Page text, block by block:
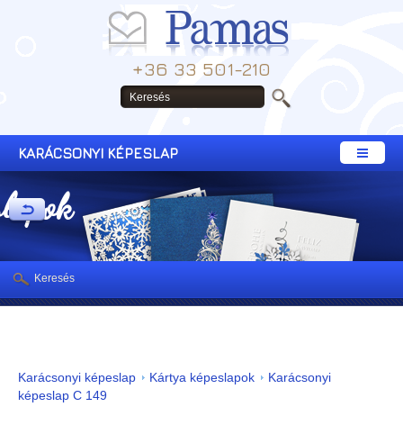
+36 33 501-210
KARÁCSONYI KÉPESLAP
Karácsonyi képeslap Kártya képeslapok
Karácsonyi
képeslap C 149
Keresés